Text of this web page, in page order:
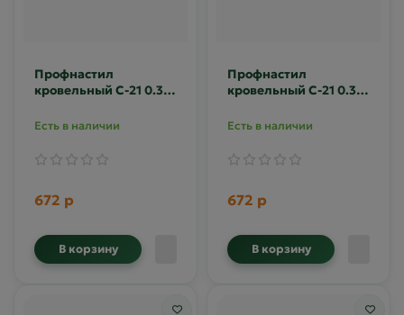
Профнастил
кровельный С-21 0.35
Есть в наличии
672 р
В корзину
Профнастил
кровельный С-21 0.35
Есть в наличии
672 р
В корзину